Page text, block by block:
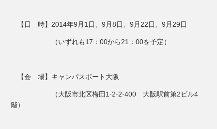
【日 時】2014年9月1日、9月8日、9月22日、9月29日
（いずれも17：00から21：00を予定）
【会 場】キャンパスポート大阪
（大阪市北区梅田1-2-2-400 大阪駅前第2ビル4
階）